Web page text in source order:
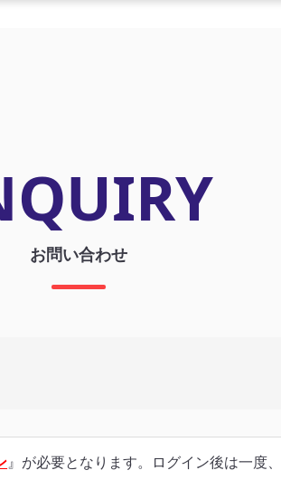
お問い合わせ
』が必要となります。ログイン後は一度